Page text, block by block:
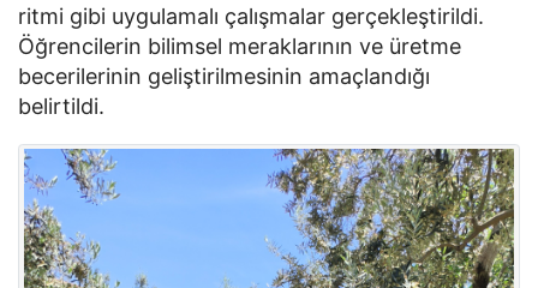
ritmi gibi uygulamalı çalışmalar gerçekleştirildi.
Öğrencilerin bilimsel meraklarının ve üretme
becerilerinin geliştirilmesinin amaçlandığı
belirtildi.